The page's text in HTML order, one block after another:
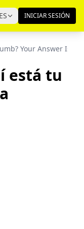
ES INICIAR SESIÓN
Your Answer Is
está tu